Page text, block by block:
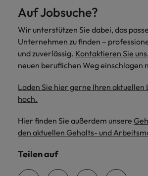
Auf Jobsuche?
Wir unterstützen Sie dabei, das
Unternehmen zu finden –
und zuverlässig. Kontaktieren Sie uns
neuen beruflichen Weg einschlagen
Laden Sie hier gerne Ihren aktuellen
hoch.
Hier finden Sie außerdem unsere
den aktuellen Gehalts- und
Teilen auf